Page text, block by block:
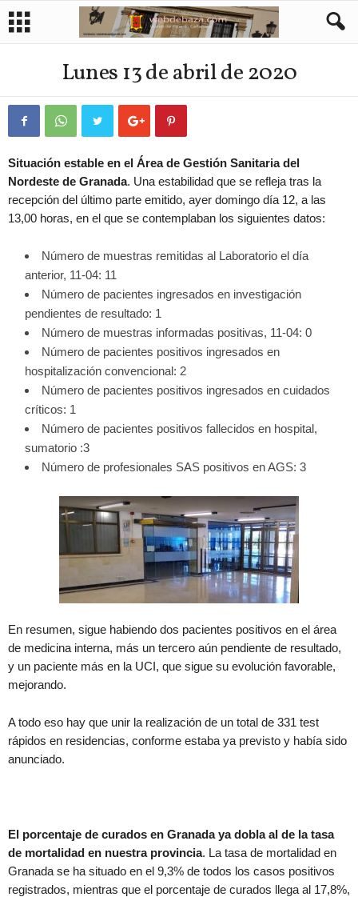
Lunes 13 de abril de 2020
Situación estable en el Área de Gestión Sanitaria del
Nordeste de Granada. Una estabilidad que se refleja tras la
recepción del último parte emitido, ayer domingo día 12, a las
13,00 horas, en el que se contemplaban los siguientes datos:
Número de muestras remitidas al Laboratorio el día
anterior, 11-04: 11
Número de pacientes ingresados en investigación
pendientes de resultado: 1
Número de muestras informadas positivas, 11-04: 0
Número de pacientes positivos ingresados en
hospitalización convencional: 2
Número de pacientes positivos ingresados en cuidados
críticos: 1
Número de pacientes positivos fallecidos en hospital,
sumatorio :3
Número de profesionales SAS positivos en AGS: 3
En resumen, sigue habiendo dos pacientes positivos en el área
de medicina interna, más un tercero aún pendiente de resultado,
y un paciente más en la UCI, que sigue su evolución favorable,
mejorando.
A todo eso hay que unir la realización de un total de 331 test
rápidos en residencias, conforme estaba ya previsto y había sido
anunciado.
El porcentaje de curados en Granada ya dobla al de la tasa
de mortalidad en nuestra provincia. La tasa de mortalidad en
Granada se ha situado en el 9,3% de todos los casos positivos
registrados, mientras que el porcentaje de curados llega al 17,8%,